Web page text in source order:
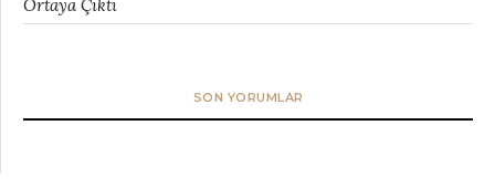
Ortaya Çıktı
SON YORUMLAR